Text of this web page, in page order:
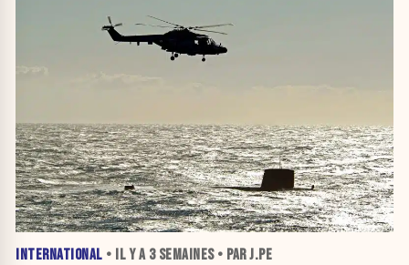
INTERNATIONAL • IL Y A 3 SEMAINES• PAR J.PE